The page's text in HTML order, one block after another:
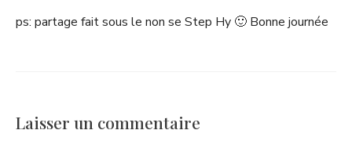
ps: partage fait sous le non se Step Hy 🙂 Bonne journée
Laisser un commentaire